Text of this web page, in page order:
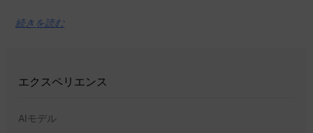
続きを読む
エクスペリエンス
AIモデル